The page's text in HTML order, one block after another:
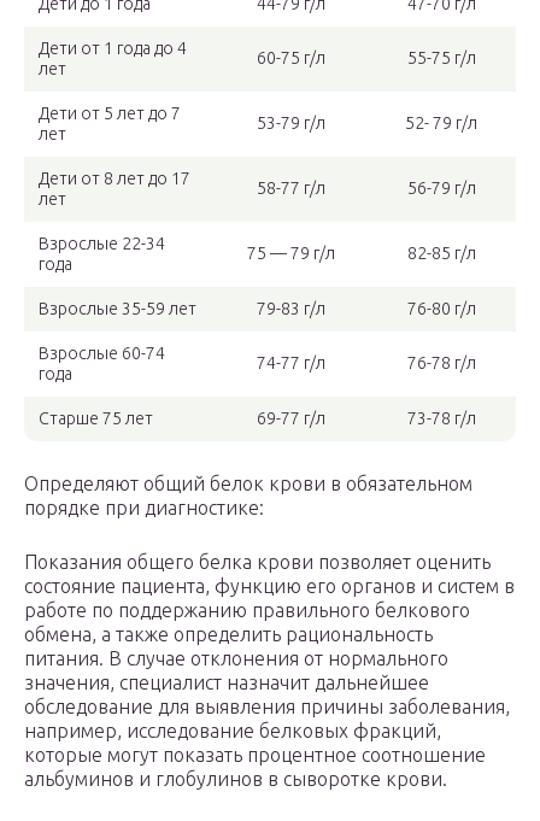
Дети от 1 года до 4
лет
60-75 г/л 55-75 г/л
Дети от 5 лет до 7
лет
53-79 г/л 52- 79 г/л
Дети от 8 лет до 17
лет
58-77 г/л 56-79 г/л
Взрослые 22-34
года
75 — 79 г/л 82-85 г/л
Взрослые 35-59 лет 79-83 г/л 76-80 г/л
Взрослые 60-74
года
74-77 г/л 76-78 г/л
Старше 75 лет 69-77 г/л 73-78 г/л
Определяют общий белок крови в обязательном
порядке при диагностике:
Показания общего белка крови позволяет оценить
состояние пациента, функцию его органов и систем в
работе по поддержанию правильного белкового
обмена, а также определить рациональность
питания. В случае отклонения от нормального
значения, специалист назначит дальнейшее
обследование для выявления причины заболевания,
например, исследование белковых фракций,
которые могут показать процентное соотношение
альбуминов и глобулинов в сыворотке крови.